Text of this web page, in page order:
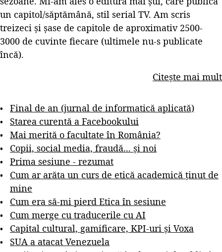
un capitol/săptămână, stil serial TV. Am scris
treizeci și șase de capitole de aproximativ 2500-
3000 de cuvinte fiecare (ultimele nu-s publicate
încă).
Citește mai mult
Final de an (jurnal de informatică aplicată)
Starea curentă a Facebookului
Mai merită o facultate în România?
Copii, social media, fraudă... și noi
Prima sesiune - rezumat
Cum ar arăta un curs de etică academică ținut de
mine
Cum era să-mi pierd Etica în sesiune
Cum merge cu traducerile cu AI
Capital cultural, gamificare, KPI-uri și Voxa
SUA a atacat Venezuela